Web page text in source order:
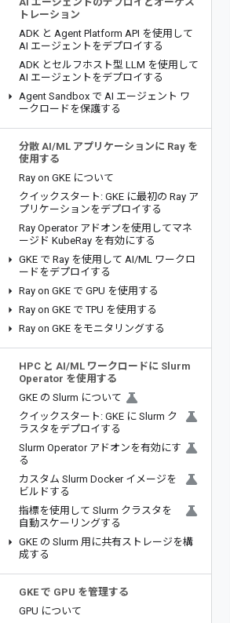
トレーション
ADK と Agent Platform API を使用して
AI エージェントをデプロイする
ADK とセルフホスト型 LLM を使用して
AI エージェントをデプロイする
Agent Sandbox で AI エージェント ワ
ークロードを保護する
分散 AI/ML アプリケーションに Ray を
使用する
Ray on GKE について
クイックスタート: GKE に最初の Ray ア
プリケーションをデプロイする
Ray Operator アドオンを使用してマネ
ージド KubeRay を有効にする
GKE で Ray を使用して AI/ML ワークロ
ードをデプロイする
Ray on GKE で GPU を使用する
Ray on GKE で TPU を使用する
Ray on GKE をモニタリングする
HPC と AI/ML ワークロードに Slurm
Operator を使用する
GKE の Slurm について
クイックスタート: GKE に Slurm ク
ラスタをデプロイする
Slurm Operator アドオンを有効にす
る
カスタム Slurm Docker イメージを
ビルドする
指標を使用して Slurm クラスタを
自動スケーリングする
GKE の Slurm 用に共有ストレージを構
成する
GKE で GPU を管理する
GPU について